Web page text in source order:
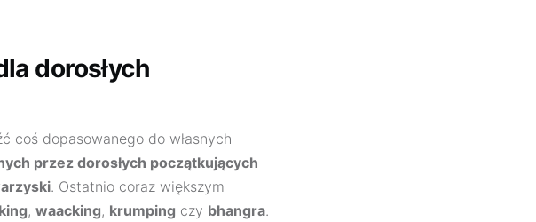
dorosłych
coś dopasowanego do własnych
przez dorosłych początkujących
. Ostatnio coraz większym
, waacking, krumping czy bhangra.